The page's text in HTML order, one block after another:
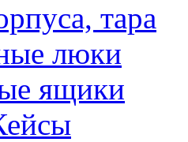
тара
люки
ящики